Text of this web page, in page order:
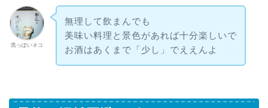
黒っぽいネコ
無理して飲まんでも
美味い料理と景色があれば十分楽しいで
お酒はあくまで「少し」でええんよ